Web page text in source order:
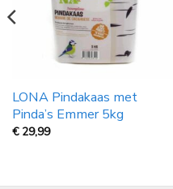
LONA Pindakaas met
Pinda’s Emmer 5kg
€ 29,99